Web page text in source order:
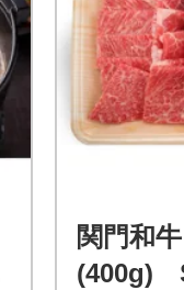
関門和
(400g)